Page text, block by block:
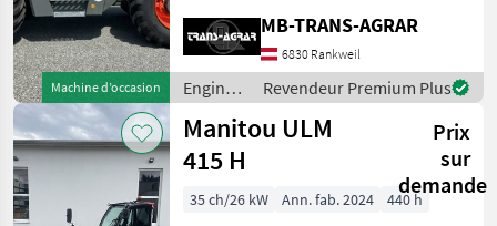
Machine d’occasion
Aushubhöhe und 5.600 kg
Hubkraft Teleskoparm: -
Zweiteiliger, hydraulisch
ausfahrbarer Teleskop
MB-TRANS-AGRAR
6830 Rankweil
Engins
de
chantier
/ Claas
Revendeur Premium Plus
Manitou ULM
415 H
Prix
sur
demande
35 ch/26 kW Ann. fab. 2024
440 h